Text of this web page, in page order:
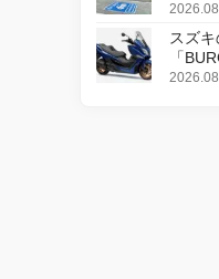
スズ
「
更し、